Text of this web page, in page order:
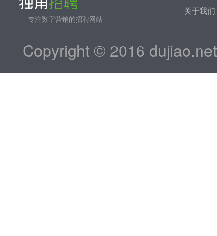
— 专注数字营销的招聘网站 —
关于我们
Copyright © 2016